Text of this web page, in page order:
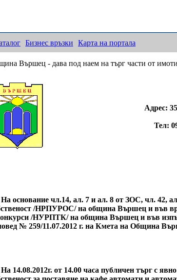
Бизнес връзки Карта на портала
Вършец - дава под наем на търг части от имоти
Адрес:
Тел:
основание чл.14, ал. 7 и ал. 8 от ЗОС, чл. 42,
/НРПУРОС/ на община Вършец и във
/НУРПТК/ на община Вършец и във
№ 259/11.07.2012 г. на Кмета на Община
14.08.2012г. от 14.00 часа публичен търг с